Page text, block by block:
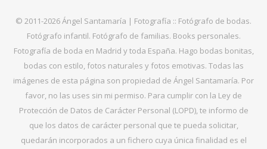
© 2011-2026 Ángel Santamaría | Fotografía :: Fotógrafo de bodas.
Fotógrafo infantil. Fotógrafo de familias. Books personales.
Fotografía de boda en Madrid y toda España. Hago bodas bonitas,
bodas con estilo, fotos naturales y fotos emotivas. Todas las
imágenes de esta página son propiedad de Ángel Santamaría. Por
favor, no las uses sin mi permiso. Para cumplir con la Ley de
Protección de Datos de Carácter Personal (LOPD), te informo de
que los datos de carácter personal que te pueda solicitar,
quedarán incorporados a un fichero cuya única finalidad es el